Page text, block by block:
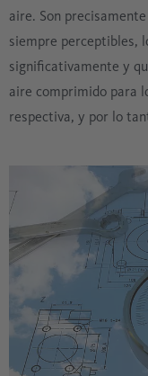
aire. Son
siempre perceptibles,
significativamente y
aire comprimido para
respectiva, y por lo